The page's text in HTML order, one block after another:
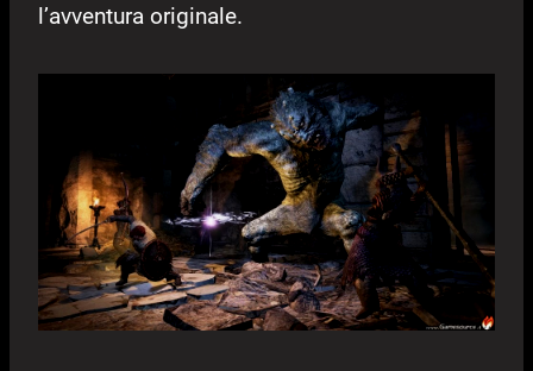
l’avventura originale.